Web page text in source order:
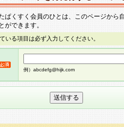
ぱくすく会員のひとは、このページから
ができます。
いる項目は必ず入力してください。
例）abcdefg@hijk.com